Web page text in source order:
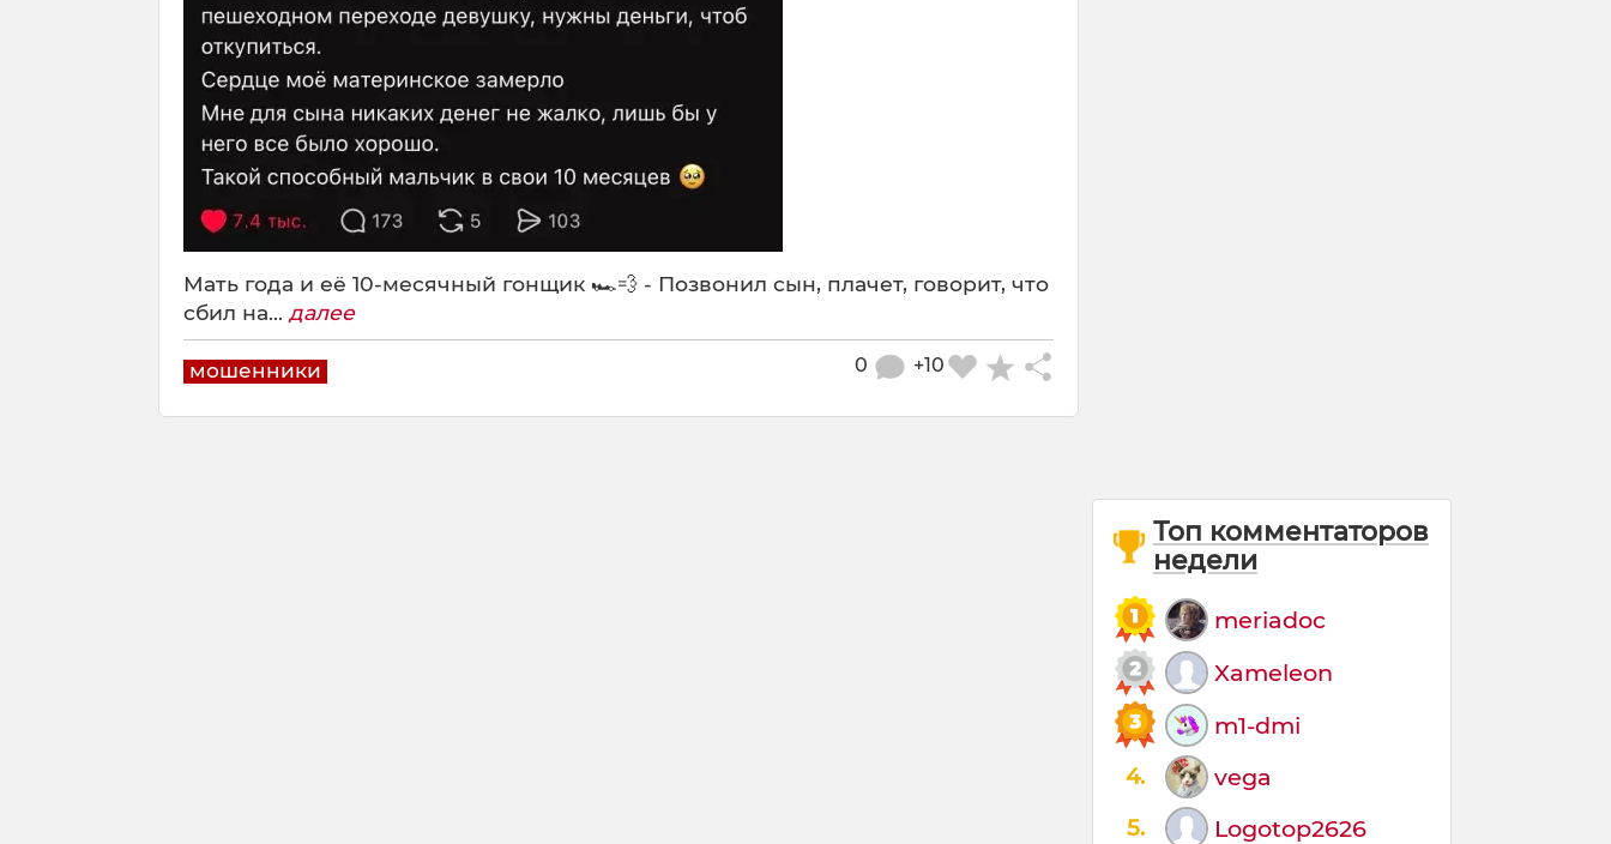
Мать года и её 10-месячный гонщик 🏎️💨 - Позвонил сын, плачет, говорит, что
сбил на... далее
мошенники +10
0
Топ комментаторов
недели
meriadoc
Xameleon
m1-dmi
4. vega
5. Logotop2626